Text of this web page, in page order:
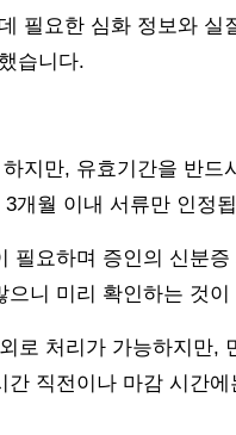
필요한 심화 정보와 실
습니다.
지만, 유효기간을 반드
개월 이내 서류만 인정
필요하며 증인의 신분
니 미리 확인하는 것이
로 처리가 가능하지만,
직전이나 마감 시간